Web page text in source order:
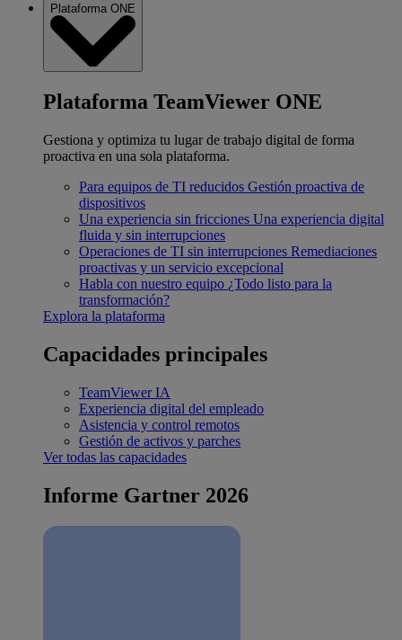
Plataforma ONE
Plataforma TeamViewer ONE
Gestiona y optimiza tu lugar de trabajo digital de forma
proactiva en una sola plataforma.
Para equipos de TI reducidos Gestión proactiva de
dispositivos
Una experiencia sin fricciones Una experiencia digital
fluida y sin interrupciones
Operaciones de TI sin interrupciones Remediaciones
proactivas y un servicio excepcional
Habla con nuestro equipo ¿Todo listo para la
transformación?
Explora la plataforma
Capacidades principales
TeamViewer IA
Experiencia digital del empleado
Asistencia y control remotos
Gestión de activos y parches
Ver todas las capacidades
Informe Gartner 2026